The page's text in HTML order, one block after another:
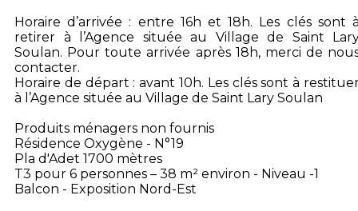
Horaire d’arrivée : entre 16h et 18h. Les clés sont
retirer à l’Agence située au Village de Saint
Soulan. Pour toute arrivée après 18h, merci de
contacter.
Horaire de départ : avant 10h. Les clés sont à
à l’Agence située au Village de Saint Lary Soulan
Produits ménagers non fournis
Résidence Oxygène - N°19
Pla d'Adet 1700 mètres
T3 pour 6 personnes – 38 m² environ - Niveau -1
Balcon - Exposition Nord-Est